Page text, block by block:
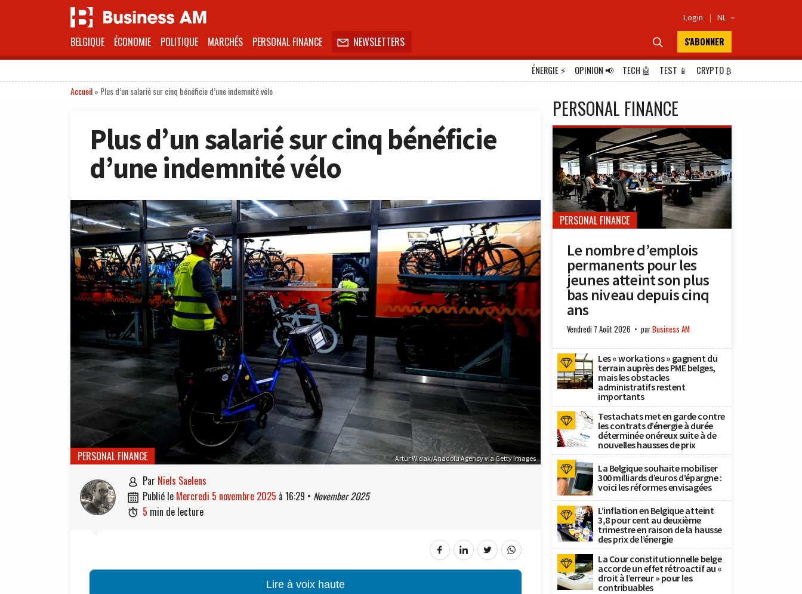
Login | NL 
BELGIQUE ÉCONOMIE POLITIQUE MARCHÉS PERSONAL FINANCE  NEWSLETTERS  S'ABONNER
ÉNERGIE⚡ OPINION📢 TECH 🤖 TEST 📱 CRYPTO₿
Accueil» Plus d’un salarié sur cinq bénéficie d’une indemnité vélo
Plus d’un salarié sur cinq bénéficie
d’une indemnité vélo
Artur Widak/Anadolu Agency via Getty Images
PERSONAL FINANCE
 par Niels Saelens
 publié le mercredi 5 novembre 2025 à 16:29 • November 2025
 5 min de lecture
Lire à voix haute
PERSONAL FINANCE
PERSONAL FINANCE
Le nombre d’emplois
permanents pour les
jeunes atteint son plus
bas niveau depuis cinq
ans
Vendredi 7 Août 2026 parBusiness AM
Les « workations » gagnent du
terrain auprès des PME belges,
mais les obstacles
administratifs restent
importants
Testachats met en garde contre
les contrats d’énergie à durée
déterminée onéreux suite à de
nouvelles hausses de prix
La Belgique souhaite mobiliser
300 milliards d’euros d’épargne :
voici les réformes envisagées
L’inflation en Belgique atteint
3,8 pour cent au deuxième
trimestre en raison de la hausse
des prix de l’énergie
La Cour constitutionnelle belge
accorde un effet rétroactif au «
droit à l’erreur » pour les
contribuables